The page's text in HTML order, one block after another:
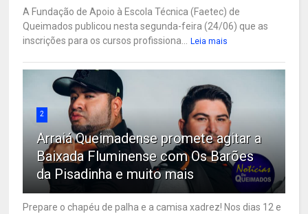
A Fundação de Apoio à Escola Técnica (Faetec) de
Queimados publicou nesta segunda-feira (24/06) que as
inscrições para os cursos profissiona...
Leia mais
2
Arraiá Queimadense promete agitar a
Baixada Fluminense com Os Barões
da Pisadinha e muito mais
Prepare o chapéu de palha e a camisa xadrez! Nos dias 12 e